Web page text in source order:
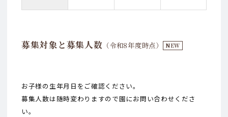
募集対象と募集人数 （令和8年度時点） NEW
お子様の生年月日をご確認ください。
募集人数は随時変わりますので園にお問い合わせくださ
い。